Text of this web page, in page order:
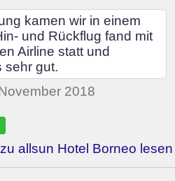
kamen wir in einem
und Rückflug fand mit
Airline statt und
sehr gut.
2018
allsun Hotel Borneo lesen